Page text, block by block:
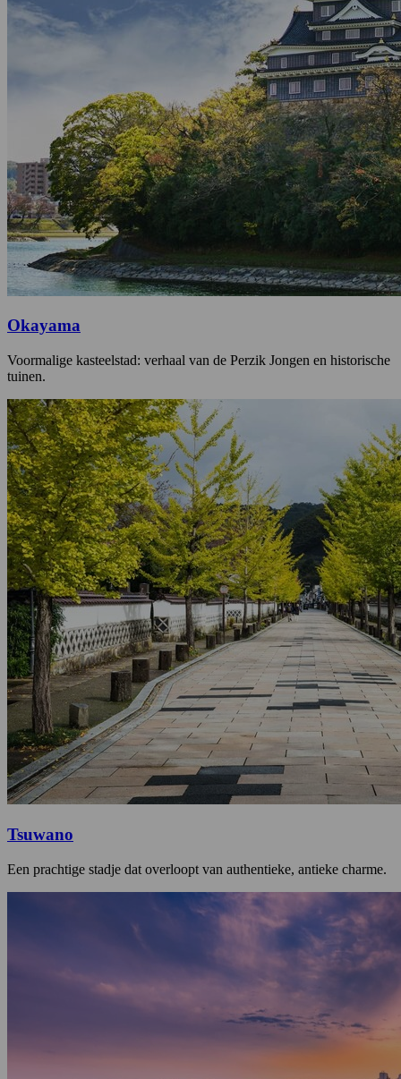
Okayama
Voormalige kasteelstad: verhaal van de Perzik Jongen en historische
tuinen.
Tsuwano
Een prachtige stadje dat overloopt van authentieke, antieke charme.